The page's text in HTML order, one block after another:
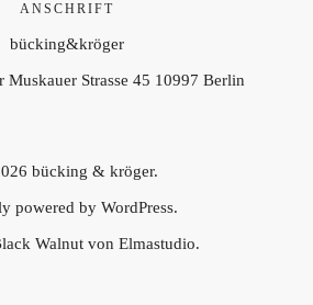
ANSCHRIFT
bücking&kröger
Muskauer Strasse 45 10997 Berlin
bücking & kröger.
powered by WordPress.
Walnut von Elmastudio.